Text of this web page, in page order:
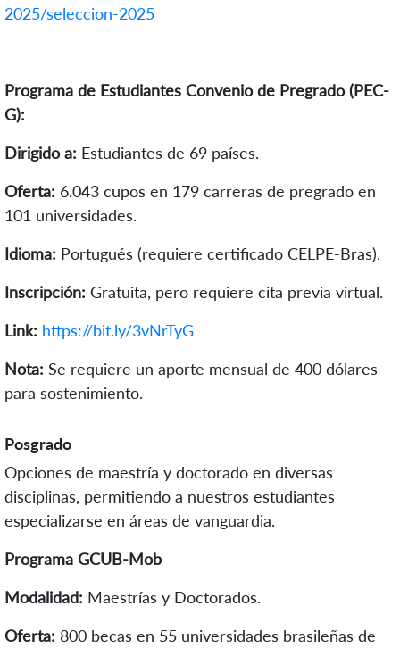
2025/seleccion-2025
Programa de Estudiantes Convenio de Pregrado (PEC-
G):
Dirigido a: Estudiantes de 69 países.
Oferta: 6.043 cupos en 179 carreras de pregrado en
101 universidades.
Idioma: Portugués (requiere certificado CELPE-Bras).
Inscripción: Gratuita, pero requiere cita previa virtual.
Link: https://bit.ly/3vNrTyG
Nota: Se requiere un aporte mensual de 400 dólares
para sostenimiento.
Posgrado
Opciones de maestría y doctorado en diversas
disciplinas, permitiendo a nuestros estudiantes
especializarse en áreas de vanguardia.
Programa GCUB-Mob
Modalidad: Maestrías y Doctorados.
Oferta: 800 becas en 55 universidades brasileñas de